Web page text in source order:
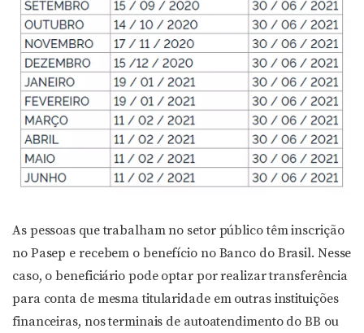
As pessoas que trabalham no setor público têm inscrição
no Pasep e recebem o benefício no Banco do Brasil. Nesse
caso, o beneficiário pode optar por realizar transferência
para conta de mesma titularidade em outras instituições
financeiras, nos terminais de autoatendimento do BB ou